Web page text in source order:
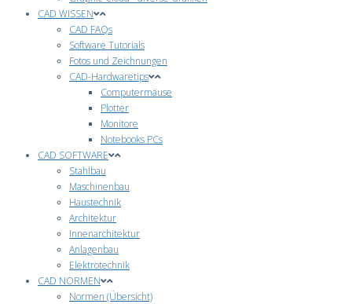
CAD WISSEN
CAD FAQs
Software Tutorials
Fotos und Zeichnungen
CAD-Hardwaretips
Computermäuse
Plotter
Monitore
Notebooks PCs
CAD SOFTWARE
Stahlbau
Maschinenbau
Haustechnik
Architektur
Innenarchitektur
Anlagenbau
Elektrotechnik
CAD NORMEN
Normen (Übersicht)